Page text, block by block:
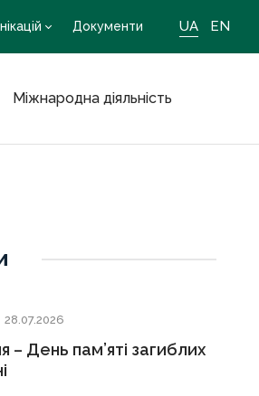
Документи UA EN
Міжнародна діяльність
28.07.2026
– День пам’яті загиблих